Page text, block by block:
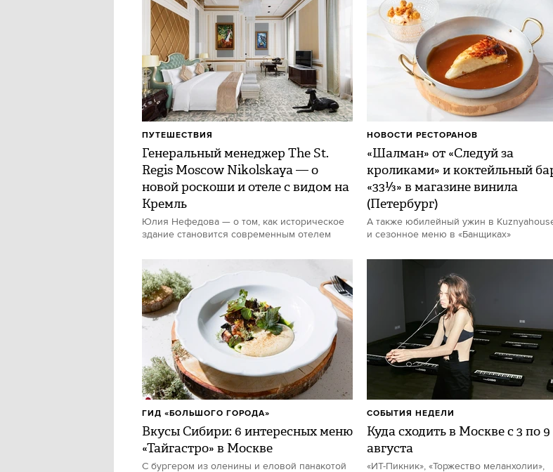
Генеральный менеджер The St.
Regis Moscow Nikolskaya — о
новой роскоши и отеле с видом на
Кремль
Юлия Нефедова — о том, как историческое
здание становится современным отелем
ПУТЕШЕСТВИЯ
«Шалман» от «Следуй за
кроликами» и коктейльный
«33⅓» в магазине винила
(Петербург)
А также юбилейный ужин в
и сезонное меню в «Банщиках»
НОВОСТИ РЕСТОРАНОВ
Вкусы Сибири: 6 интересных меню
«Тайгастро» в Москве
С бургером из оленины и еловой панакотой
ГИД «БОЛЬШОГО ГОРОДА»
Куда сходить в Москве с 3 по 9
августа
«ИТ-Пикник», «Торжество меланхолии»,
СОБЫТИЯ НЕДЕЛИ